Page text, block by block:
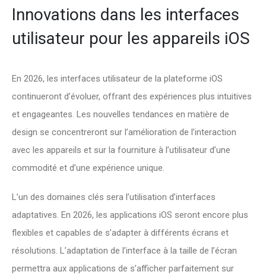
Innovations dans les interfaces
utilisateur pour les appareils iOS
En 2026, les interfaces utilisateur de la plateforme iOS
continueront d’évoluer, offrant des expériences plus intuitives
et engageantes. Les nouvelles tendances en matière de
design se concentreront sur l’amélioration de l’interaction
avec les appareils et sur la fourniture à l’utilisateur d’une
commodité et d’une expérience unique.
L’un des domaines clés sera l’utilisation d’interfaces
adaptatives. En 2026, les applications iOS seront encore plus
flexibles et capables de s’adapter à différents écrans et
résolutions. L’adaptation de l’interface à la taille de l’écran
permettra aux applications de s’afficher parfaitement sur